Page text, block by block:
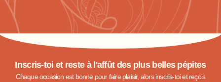
Inscris-toi et reste à l'affût des plus belles pépites
Chaque occasion est bonne pour faire plaisir, alors inscris-toi et reçois